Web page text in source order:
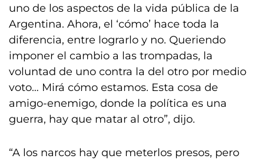
uno de los aspectos de la vida pública de la
Argentina. Ahora, el ‘cómo’ hace toda la
diferencia, entre lograrlo y no. Queriendo
imponer el cambio a las trompadas, la
voluntad de uno contra la del otro por medio
voto… Mirá cómo estamos. Esta cosa de
amigo-enemigo, donde la política es una
guerra, hay que matar al otro”, dijo.
“A los narcos hay que meterlos presos, pero